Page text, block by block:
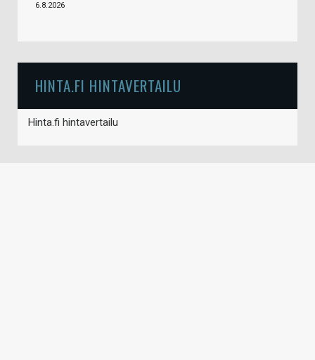
6.8.2026
HINTA.FI HINTAVERTAILU
Hinta.fi hintavertailu